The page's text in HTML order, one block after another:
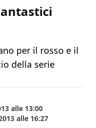
per il rosso e il
della serie
alle 13:00
alle 16:27